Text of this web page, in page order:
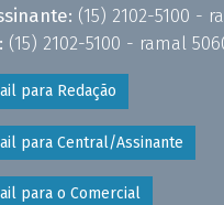
(15) 2102-5100 -
(15) 2102-5100 - ramal
para Redação
para Central/Assinante
para o Comercial